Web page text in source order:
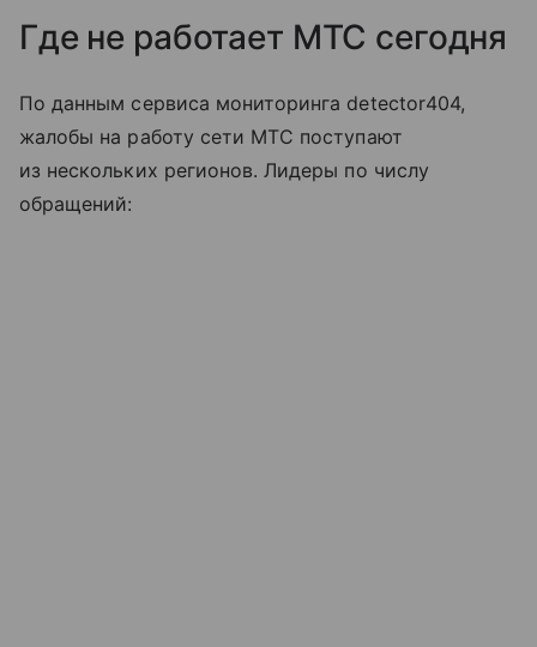
Где не работает МТС сегодня
По данным сервиса мониторинга detector404,
жалобы на работу сети МТС поступают
из нескольких регионов. Лидеры по числу
обращений: